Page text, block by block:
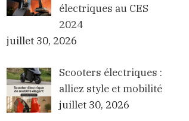
électriques au CES
2024
juillet 30, 2026
Scooters électriques :
alliez style et mobilité
juillet 30, 2026